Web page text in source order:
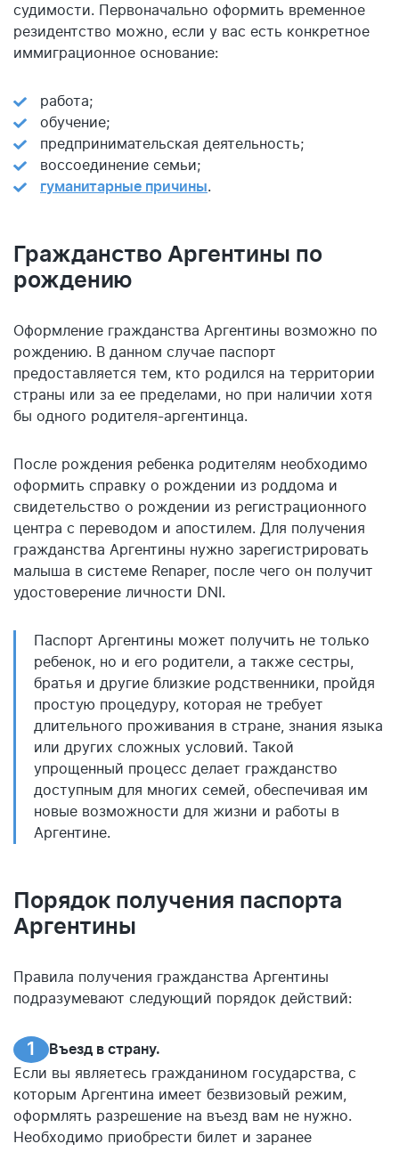
судимости. Первоначально оформить временное
резидентство можно, если у вас есть конкретное
иммиграционное основание:
работа;
обучение;
предпринимательская деятельность;
воссоединение семьи;
гуманитарные причины.
Гражданство Аргентины по
рождению
Оформление гражданства Аргентины возможно по
рождению. В данном случае паспорт
предоставляется тем, кто родился на территории
страны или за ее пределами, но при наличии хотя
бы одного родителя-аргентинца.
После рождения ребенка родителям необходимо
оформить справку о рождении из роддома и
свидетельство о рождении из регистрационного
центра с переводом и апостилем. Для получения
гражданства Аргентины нужно зарегистрировать
малыша в системе Renaper, после чего он получит
удостоверение личности DNI.
Паспорт Аргентины может получить не только
ребенок, но и его родители, а также сестры,
братья и другие близкие родственники, пройдя
простую процедуру, которая не требует
длительного проживания в стране, знания языка
или других сложных условий. Такой
упрощенный процесс делает гражданство
доступным для многих семей, обеспечивая им
новые возможности для жизни и работы в
Аргентине.
Порядок получения паспорта
Аргентины
Правила получения гражданства Аргентины
подразумевают следующий порядок действий:
Въезд в страну.
Если вы являетесь гражданином государства, с
которым Аргентина имеет безвизовый режим,
оформлять разрешение на въезд вам не нужно.
Необходимо приобрести билет и заранее